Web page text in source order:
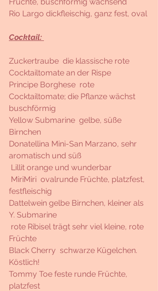
Rio Largo dickfleischig, ganz fest, oval
Cocktail:
Zuckertraube  die klassische rote
Cocktailtomate an der Rispe
Principe Borghese  rote
Cocktailtomate; die Pflanze wächst
buschförmig
Yellow Submarine  gelbe, süße
Birnchen
Donatellina Mini-San Marzano, sehr
aromatisch und süß
Lillit orange und wunderbar
festfleischig
Dattelwein gelbe Birnchen, kleiner als
Y. Submarine
Früchte
Black Cherry  schwarze Kügelchen.
Köstlich!
Tommy Toe feste runde Früchte,
platzfest